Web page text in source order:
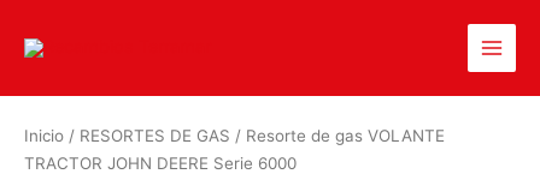
Inicio / RESORTES DE GAS / Resorte de gas VOLANTE
TRACTOR JOHN DEERE Serie 6000